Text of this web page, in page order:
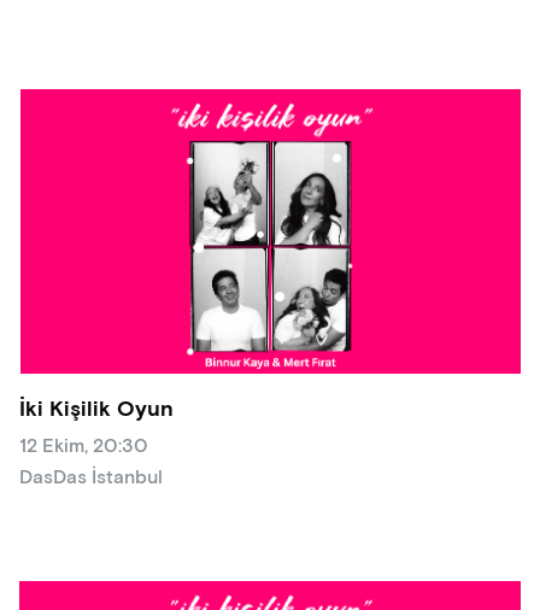
İki Kişilik Oyun
12 Ekim, 20:30
DasDas İstanbul